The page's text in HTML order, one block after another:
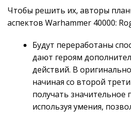
Чтобы решить их, авторы
аспектов Warhammer 40000:
Будут переработаны
дают героям
действий. В
начиная со второй
получать значительное
используя умения,